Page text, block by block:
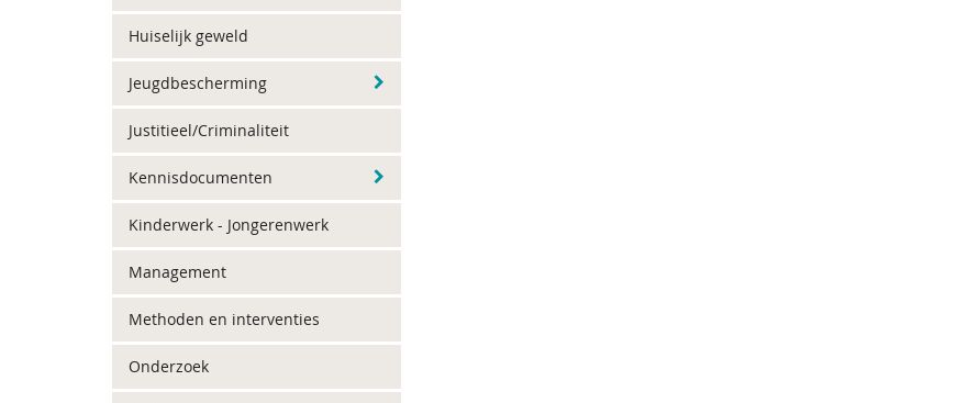
Huiselijk geweld
Jeugdbescherming
Justitieel/Criminaliteit
Kennisdocumenten
Kinderwerk - Jongerenwerk
Management
Methoden en interventies
Onderzoek